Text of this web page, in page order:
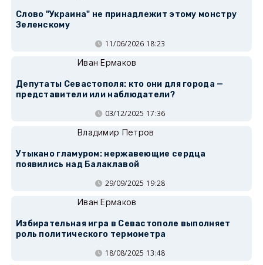
Слово "Украина" не принадлежит этому монстру
Зеленскому
11/06/2026 18:23
Иван Ермаков
Депутаты Севастополя: кто они для города —
представители или наблюдатели?
03/12/2025 17:36
Владимир Петров
Утыкано гламуром: нержавеющие сердца
появились над Балаклавой
29/09/2025 19:28
Иван Ермаков
Избирательная игра в Севастополе выполняет
роль политического термометра
18/08/2025 13:48